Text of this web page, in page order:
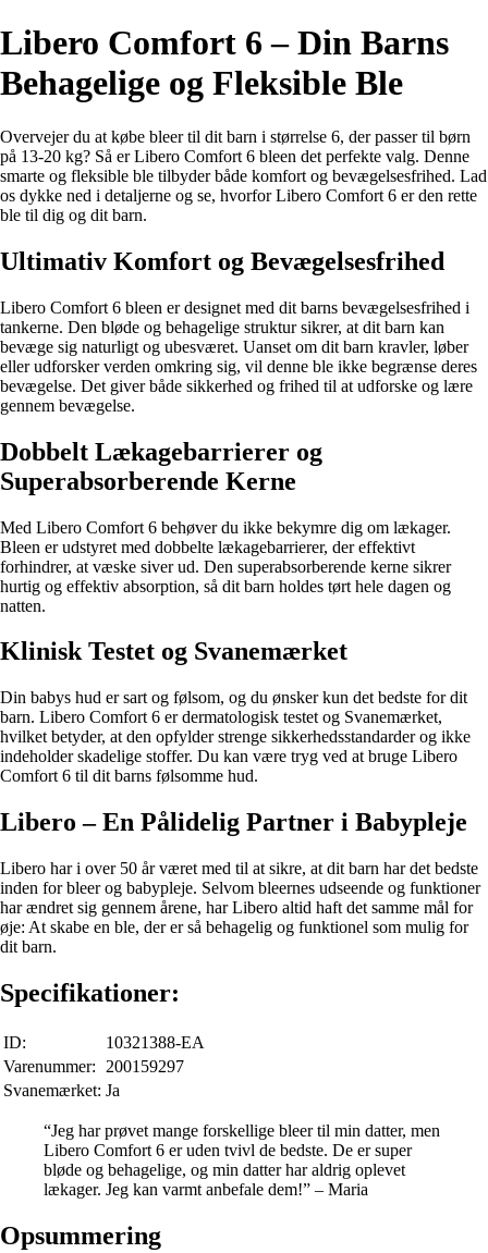
Libero Comfort 6 – Din Barns
Behagelige og Fleksible Ble
Overvejer du at købe bleer til dit barn i størrelse 6, der passer til børn
på 13-20 kg? Så er Libero Comfort 6 bleen det perfekte valg. Denne
smarte og fleksible ble tilbyder både komfort og bevægelsesfrihed. Lad
os dykke ned i detaljerne og se, hvorfor Libero Comfort 6 er den rette
ble til dig og dit barn.
Ultimativ Komfort og Bevægelsesfrihed
Libero Comfort 6 bleen er designet med dit barns bevægelsesfrihed i
tankerne. Den bløde og behagelige struktur sikrer, at dit barn kan
bevæge sig naturligt og ubesværet. Uanset om dit barn kravler, løber
eller udforsker verden omkring sig, vil denne ble ikke begrænse deres
bevægelse. Det giver både sikkerhed og frihed til at udforske og lære
gennem bevægelse.
Dobbelt Lækagebarrierer og
Superabsorberende Kerne
Med Libero Comfort 6 behøver du ikke bekymre dig om lækager.
Bleen er udstyret med dobbelte lækagebarrierer, der effektivt
forhindrer, at væske siver ud. Den superabsorberende kerne sikrer
hurtig og effektiv absorption, så dit barn holdes tørt hele dagen og
natten.
Klinisk Testet og Svanemærket
Din babys hud er sart og følsom, og du ønsker kun det bedste for dit
barn. Libero Comfort 6 er dermatologisk testet og Svanemærket,
hvilket betyder, at den opfylder strenge sikkerhedsstandarder og ikke
indeholder skadelige stoffer. Du kan være tryg ved at bruge Libero
Comfort 6 til dit barns følsomme hud.
Libero – En Pålidelig Partner i Babypleje
Libero har i over 50 år været med til at sikre, at dit barn har det bedste
inden for bleer og babypleje. Selvom bleernes udseende og funktioner
har ændret sig gennem årene, har Libero altid haft det samme mål for
øje: At skabe en ble, der er så behagelig og funktionel som mulig for
dit barn.
Specifikationer:
ID:
10321388-EA
Varenummer:
200159297
Svanemærket: Ja
“Jeg har prøvet mange forskellige bleer til min datter, men
Libero Comfort 6 er uden tvivl de bedste. De er super
bløde og behagelige, og min datter har aldrig oplevet
lækager. Jeg kan varmt anbefale dem!” – Maria
Opsummering